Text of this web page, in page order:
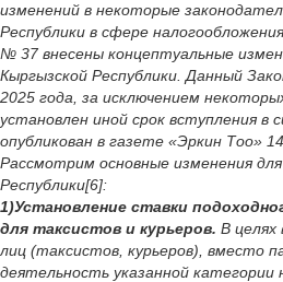
изменений в некоторые
Республики в сфере
№ 37 внесены концептуальные
Кыргызской Республики. Данный
2025 года, за исключением
установлен иной срок вступления в
опубликован в газете «Эркин Тоо»
Рассмотрим основные изменения
Республики[6]:
1)Установление ставки
для таксистов и курьеров. В целях
лиц (таксистов, курьеров), вместо
деятельность указанной категории